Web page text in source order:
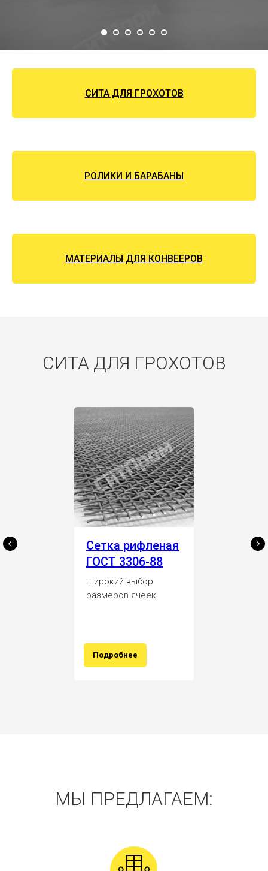
СИТА ДЛЯ ГРОХОТОВ
РОЛИКИ И БАРАБАНЫ
МАТЕРИАЛЫ ДЛЯ КОНВЕЕРОВ
СИТА ДЛЯ ГРОХОТОВ
Сетка рифленая
ГОСТ 3306-88
Широкий выбор
размеров ячеек
Подробнее
МЫ ПРЕДЛАГАЕМ: